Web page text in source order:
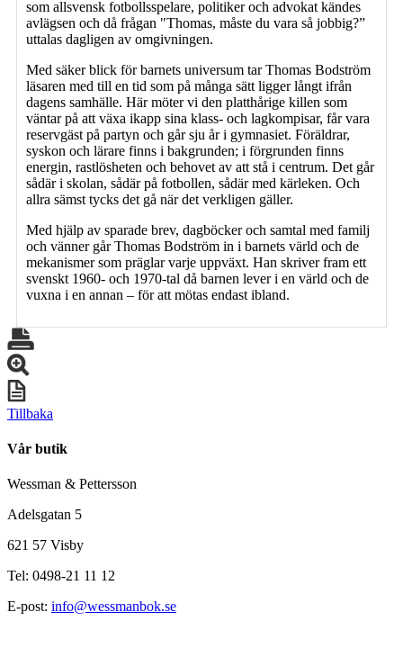
som allsvensk fotbollsspelare, politiker och advokat kändes
avlägsen och då frågan "Thomas, måste du vara så jobbig?”
uttalas dagligen av omgivningen.
Med säker blick för barnets universum tar Thomas Bodström
läsaren med till en tid som på många sätt ligger långt ifrån
dagens samhälle. Här möter vi den platthårige killen som
väntar på att växa ikapp sina klass- och lagkompisar, får vara
reservgäst på partyn och går sju år i gymnasiet. Föräldrar,
syskon och lärare finns i bakgrunden; i förgrunden finns
energin, rastlösheten och behovet av att stå i centrum. Det går
sådär i skolan, sådär på fotbollen, sådär med kärleken. Och
allra sämst tycks det gå när det verkligen gäller.
Med hjälp av sparade brev, dagböcker och samtal med familj
och vänner går Thomas Bodström in i barnets värld och de
mekanismer som präglar varje uppväxt. Han skriver fram ett
svenskt 1960- och 1970-tal då barnen lever i en värld och de
vuxna i en annan – för att mötas endast ibland.
Tillbaka
Vår butik
Wessman & Pettersson
Adelsgatan 5
621 57 Visby
Tel: 0498-21 11 12
E-post: info@wessmanbok.se